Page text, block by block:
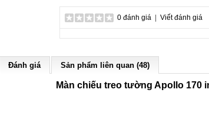
0 đánh giá| Viết đánh giá
Đánh giá Sản phẩm liên quan (48)
Màn chiếu treo tường Apollo 170